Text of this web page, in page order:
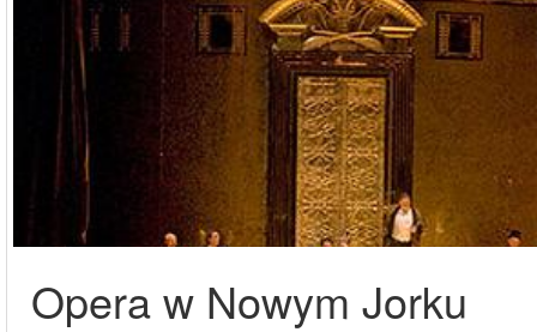
Opera w Nowym Jorku